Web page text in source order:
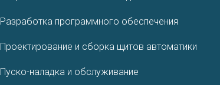
Разработ­ка програм­много обеспе­чения
Проектирование и сборка щитов автоматики
Пуско-наладка и обслуживание